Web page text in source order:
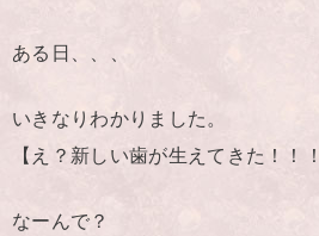
ある日、、、
いきなりわかりました。
【え？新しい歯が生えてきた！！！
なーんで？